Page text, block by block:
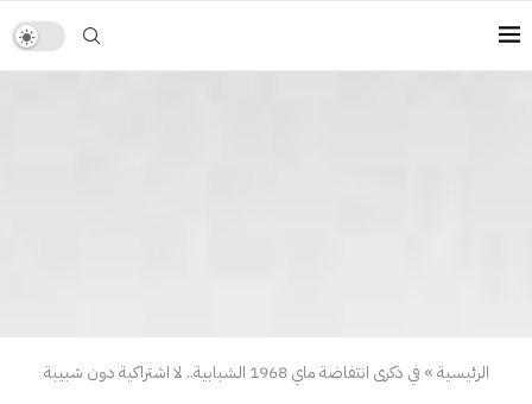
الرئيسية» في ذكرى انتفاضة ماي 1968 الشبابية.. لا اشتراكية دون شبيبة